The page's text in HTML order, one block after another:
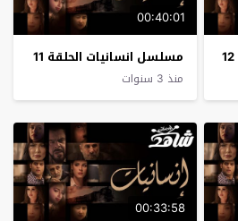
00:40:01
مسلسل انسانيات الحلقة 11
منذ 3 سنوات
00:33:58